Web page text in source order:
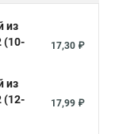
2 Хомут 500
из
(10-
17,30 ₽
из
(12-
17,99 ₽